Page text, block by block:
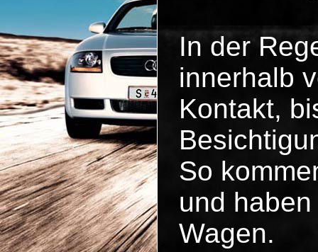
In der
innerhalb
Kontakt,
So
und
Wagen.